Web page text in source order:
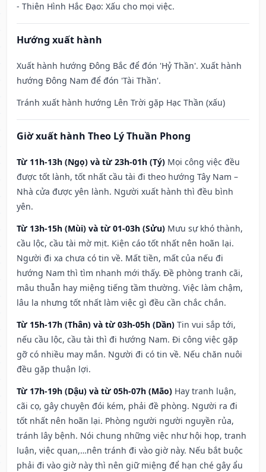
- Thiên Hình Hắc Đạo: Xấu cho mọi việc.
Hướng xuất hành
Xuất hành hướng Đông Bắc để đón 'Hỷ Thần'. Xuất hành
hướng Đông Nam để đón 'Tài Thần'.
Tránh xuất hành hướng Lên Trời gặp Hạc Thần (xấu)
Giờ xuất hành Theo Lý Thuần Phong
Từ 11h-13h (Ngọ) và từ 23h-01h (Tý) Mọi công việc đều
được tốt lành, tốt nhất cầu tài đi theo hướng Tây Nam –
Nhà cửa được yên lành. Người xuất hành thì đều bình
yên.
Từ 13h-15h (Mùi) và từ 01-03h (Sửu) Mưu sự khó thành,
cầu lộc, cầu tài mờ mịt. Kiện cáo tốt nhất nên hoãn lại.
Người đi xa chưa có tin về. Mất tiền, mất của nếu đi
hướng Nam thì tìm nhanh mới thấy. Đề phòng tranh cãi,
mâu thuẫn hay miệng tiếng tầm thường. Việc làm chậm,
lâu la nhưng tốt nhất làm việc gì đều cần chắc chắn.
Từ 15h-17h (Thân) và từ 03h-05h (Dần) Tin vui sắp tới,
nếu cầu lộc, cầu tài thì đi hướng Nam. Đi công việc gặp
gỡ có nhiều may mắn. Người đi có tin về. Nếu chăn nuôi
đều gặp thuận lợi.
Từ 17h-19h (Dậu) và từ 05h-07h (Mão) Hay tranh luận,
cãi cọ, gây chuyện đói kém, phải đề phòng. Người ra đi
tốt nhất nên hoãn lại. Phòng người người nguyền rủa,
tránh lây bệnh. Nói chung những việc như hội họp, tranh
luận, việc quan,…nên tránh đi vào giờ này. Nếu bắt buộc
phải đi vào giờ này thì nên giữ miệng để hạn ché gây ẩu